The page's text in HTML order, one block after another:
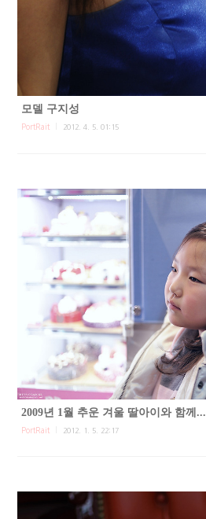
모델 구지성
PortRait 2012. 4. 5. 01:15
2009년 1월 추운 겨울 딸아이와 함께...
PortRait 2012. 1. 5. 22:17